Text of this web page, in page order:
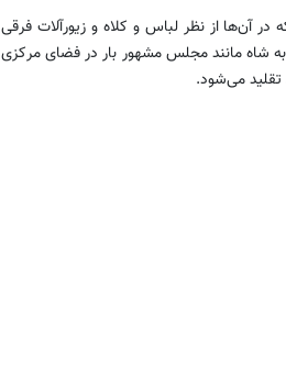
آن‌ها از نظر لباس و کلاه و زیورآلات فرقی
مانند مجلس مشهور بار در فضای مرکزی
تقلید می‌شود.